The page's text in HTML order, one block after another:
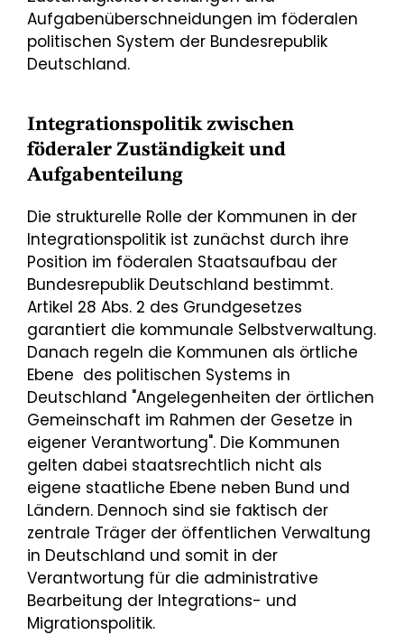
Aufgabenüberschneidungen im föderalen
politischen System der Bundesrepublik
Deutschland.
Integrationspolitik zwischen
föderaler Zuständigkeit und
Aufgabenteilung
Die strukturelle Rolle der Kommunen in der
Integrationspolitik ist zunächst durch ihre
Position im föderalen Staatsaufbau der
Bundesrepublik Deutschland bestimmt.
Artikel 28 Abs. 2 des Grundgesetzes
garantiert die kommunale Selbstverwaltung.
Danach regeln die Kommunen als örtliche
Ebene des politischen Systems in
Deutschland "Angelegenheiten der örtlichen
Gemeinschaft im Rahmen der Gesetze in
eigener Verantwortung". Die Kommunen
gelten dabei staatsrechtlich nicht als
eigene staatliche Ebene neben Bund und
Ländern. Dennoch sind sie faktisch der
zentrale Träger der öffentlichen Verwaltung
in Deutschland und somit in der
Verantwortung für die administrative
Bearbeitung der Integrations- und
Migrationspolitik.